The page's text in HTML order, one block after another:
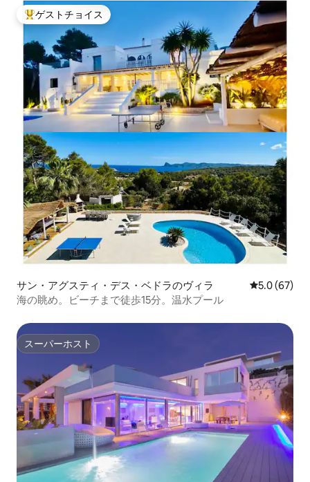
大好評のゲストチョイスです。
ゲストチョイス
サン・アグスティ・デス・ベドラのヴィラ レビュー67
5.0 (67)
海の眺め。ビーチまで徒歩15分。温水プール
スーパーホスト
スーパーホスト